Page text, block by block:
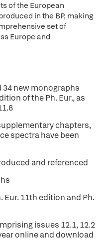
of the European
in the BP, making
set of
Europe and
34 new monographs
of the Ph. Eur., as
chapters,
spectra have been
and referenced
11th edition and Ph.
issues 12.1, 12.2
online and download